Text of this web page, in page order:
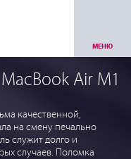
МЕНЮ
Air M1
качественной,
на смену печально
служит долго и
случаев. Поломка